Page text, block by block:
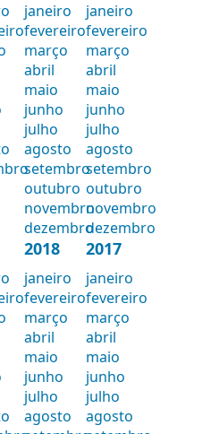
janeiro
fevereiro
março
abril
maio
junho
julho
agosto
setembro
outubro
novembro
dezembro
janeiro
fevereiro
março
abril
maio
junho
julho
agosto
setembro
outubro
novembro
dezembro
2018
janeiro
fevereiro
março
abril
maio
junho
julho
agosto
2017
janeiro
fevereiro
março
abril
maio
junho
julho
agosto